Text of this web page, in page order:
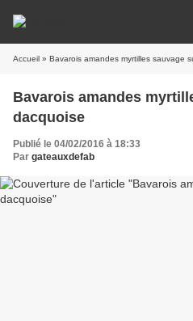
Accueil » Bavarois amandes myrtilles sauvage
Bavarois amandes
dacquoise
Publié le 04/02/2016 à 18:33
Par gateauxdefab